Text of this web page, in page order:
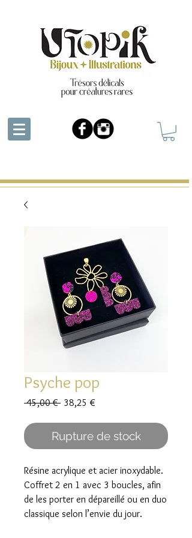
Psyche pop
45,00 € Prix
38,25 €
Rupture de stock
Résine acrylique et acier inoxydable.
Coffret 2 en 1 avec 3 boucles, afin
de les porter en dépareillé ou en duo
classique selon l’envie du jour.